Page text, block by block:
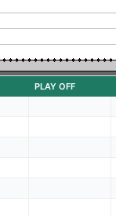
PLAY OFF